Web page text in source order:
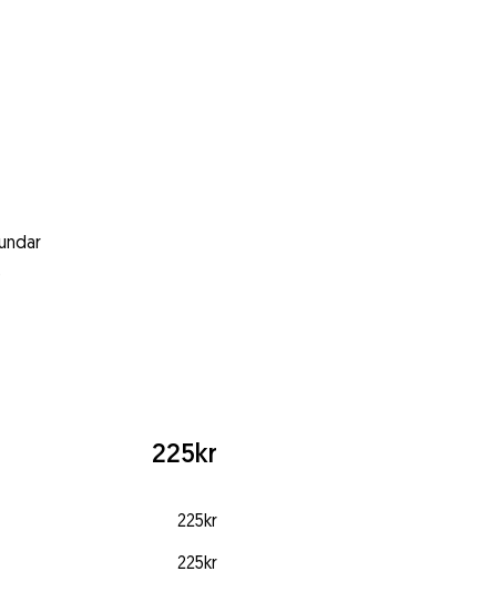
225kr
225kr
225kr